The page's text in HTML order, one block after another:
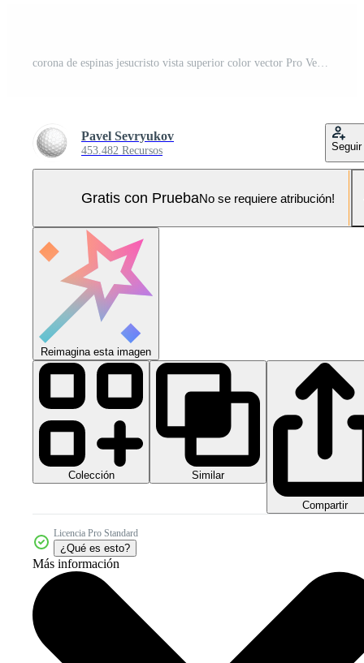
corona de espinas jesucristo vista superior color vector Pro Vector y Pro SVG
Pavel Sevryukov
453.482 Recursos Seguir
Gratis con PruebaNo se requiere atribución!
Reimagina esta imagen
Colección Similar
Compartir
Licencia Pro Standard
¿Qué es esto?
Más información